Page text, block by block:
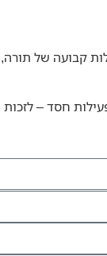
קבועה של
חסד –